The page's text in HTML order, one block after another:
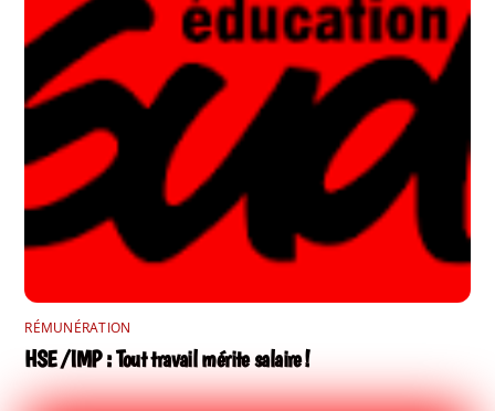
RÉMUNÉRATION
HSE /IMP : Tout travail mérite salaire !